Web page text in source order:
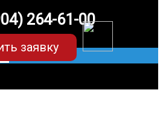
264-61-00
заявку